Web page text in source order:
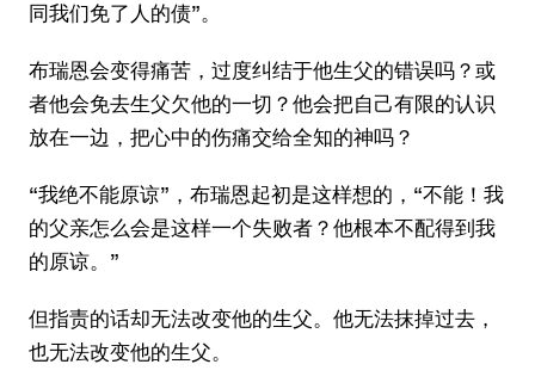
同我们免了人的债”。
布瑞恩会变得痛苦，过度纠结于他生父的错误吗？或
者他会免去生父欠他的一切？他会把自己有限的认识
放在一边，把心中的伤痛交给全知的神吗？
“我绝不能原谅”，布瑞恩起初是这样想的，“不能！我
的父亲怎么会是这样一个失败者？他根本不配得到我
的原谅。”
但指责的话却无法改变他的生父。他无法抹掉过去，
也无法改变他的生父。